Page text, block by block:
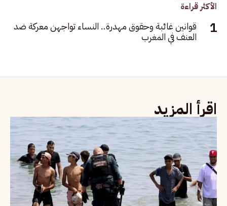
الأكثر قراءة
قوانين غائبة وحقوق مهدرة.. النساء تواجهن معركة ضد
العنف في المغرب
اقرأ المزيد